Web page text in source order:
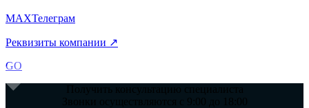
MAXТелеграм
Реквизиты компании ↗
GO
Получить консультацию специалиста
Звонки осуществляются с 9:00 до 18:00